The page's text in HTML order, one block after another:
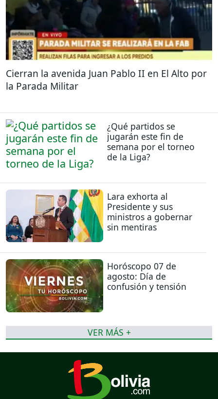
Cierran la avenida Juan Pablo II en El Alto por
la Parada Militar
¿Qué partidos se
jugarán este fin de
semana por el torneo
de la Liga?
Lara exhorta al
Presidente y sus
ministros a gobernar
sin mentiras
Horóscopo 07 de
agosto: Día de
confusión y tensión
VER MÁS +